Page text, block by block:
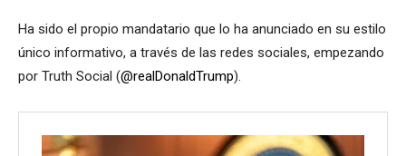
Ha sido el propio mandatario que lo ha anunciado en su estilo
único informativo, a través de las redes sociales, empezando
por Truth Social (@realDonaldTrump).